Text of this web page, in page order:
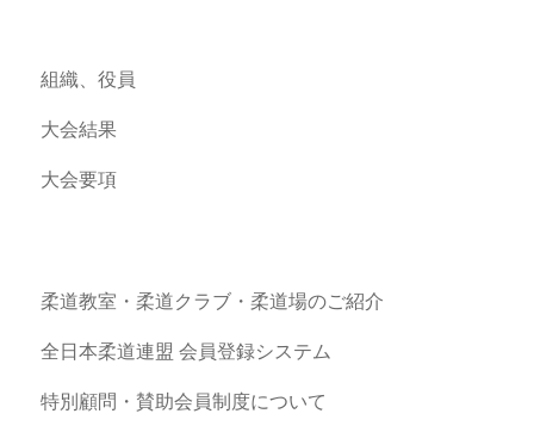
組織、役員
大会結果
大会要項
柔道教室・柔道クラブ・柔道場のご紹介
全日本柔道連盟 会員登録システム
特別顧問・賛助会員制度について